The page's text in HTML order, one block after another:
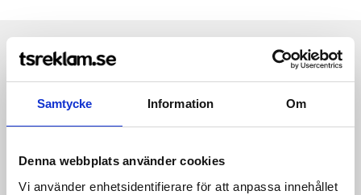
Samtycke Information Om
Denna webbplats använder cookies
Vi använder enhetsidentifierare för att anpassa innehållet
Produktinformation Recensioner (954st)
Armond 15.6" laptopväska har en klassisk design med sömmar
framtill, flera förvaringsfickor, två handtag upptill och en
med AWARE™-spårning. 2% av intäkterna från varje såld
produkt med AWARE™ kommer att doneras till Water.org. PVC-
fri.